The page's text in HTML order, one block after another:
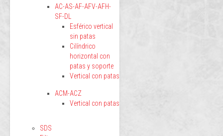
AC-AS-AF-AFV-AFH-
SF-DL
Esférico vertical
sin patas
Cilíndrico
horizontal con
patas y soporte
Vertical con patas
ACM-ACZ
Vertical con patas
SDS